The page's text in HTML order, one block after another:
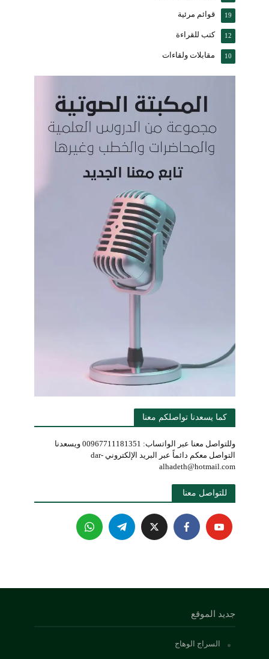
قوائم مرئية 19
كتب للقراءة 12
مقابلات ولقاءات 10
كما يسعدنا تواصلكم معنا
وللتواصل معنا عبر الواتساب: 00967711181351 ويسعدنا
التواصل معكم دائماً عبر البريد الإلكتروني dar-
alhadeth@hotmail.com
للتواصل معنا
جديد الموقع
السراج الوهاج